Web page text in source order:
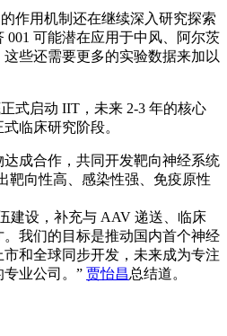
作用机制还在继续深入研究探索
001 可能潜在应用于中风、阿尔茨
些还需要更多的实验数据来加以
式启动 IIT，未来 2-3 年的核心
临床研究阶段。
成合作，共同开发靶向神经系统
靶向性高、感染性强、免疫原性
建设，补充与 AAV 递送、临床
我们的目标是推动国内首个神经
和全球同步开发，未来成为专注
业公司。” 贾怡昌总结道。